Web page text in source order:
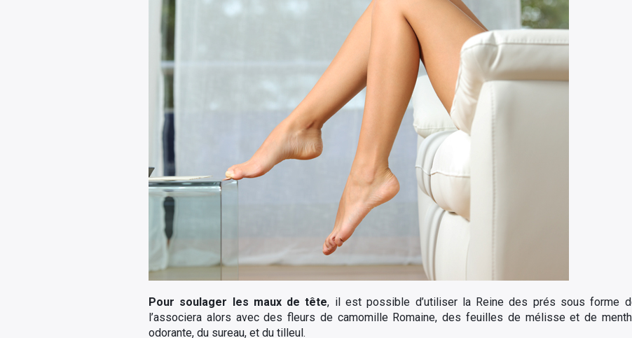
Pour soulager les maux de tête, il est possible d’utiliser la Reine des prés sous forme
l’associera alors avec des fleurs de camomille Romaine, des feuilles de mélisse et de
odorante, du sureau, et du tilleul.